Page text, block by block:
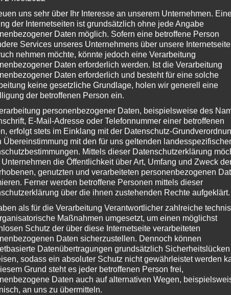
ERLAUBT
geehrte Mitglieder der Frauenplattform Klagenfurt,
Stadträtin Mag.a Corinna Smrecnik und das Büro
Chancengleichheit und Generationen laden im Namen
Bürgermeister Christian Scheider und in Kooperation mit der
Klagenfurt zur Buchbesprechung und Diskussion
ein! [ denken } erlaubt ] Bücher am Puls der Zeit und darüber
Weiterlesen…
Melanie Bürger, vor4 Jahren
ERLAUBT
} erlaubt | DER VERKAUFTE
geehrte Damen und Herren, Frauenreferentin Stadträtin Mag.a
Smrecnik und das Büro für Frauen, Chancengleichheit und
laden im Namen von Bürgermeister Christian Scheider
in Kooperation mit der Frauenplattform Klagenfurt zur
und Diskussion herzlich ein! [ denken } erlaubt ]
uns sehr über Ihr Interesse an unserem Unternehmen.
der Internetseiten ist grundsätzlich ohne jede Angabe
Daten möglich. Sofern eine betroffene Person
Services unseres Unternehmens über unsere
nehmen möchte, könnte jedoch eine Verarbeitung
Daten erforderlich werden. Ist die Verarbeitung
Daten erforderlich und besteht für eine solche
keine gesetzliche Grundlage, holen wir generell eine
der betroffenen Person ein.
personenbezogener Daten, beispielsweise des
E-Mail-Adresse oder Telefonnummer einer betroffenen
erfolgt stets im Einklang mit der Datenschutz-
Übereinstimmung mit den für uns geltenden
Mittels dieser Datenschutzerklärung
Unternehmen die Öffentlichkeit über Art, Umfang und Zweck
genutzten und verarbeiteten personenbezogenen
Ferner werden betroffene Personen mittels dieser
über die ihnen zustehenden Rechte aufgeklärt.
als für die Verarbeitung Verantwortlicher zahlreiche
Maßnahmen umgesetzt, um einen möglichst
Schutz der über diese Internetseite verarbeiteten
Daten sicherzustellen. Dennoch können
Datenübertragungen grundsätzlich Sicherheitslücken
sodass ein absoluter Schutz nicht gewährleistet werden
Grund steht es jeder betroffenen Person frei,
Daten auch auf alternativen Wegen,
an uns zu übermitteln.